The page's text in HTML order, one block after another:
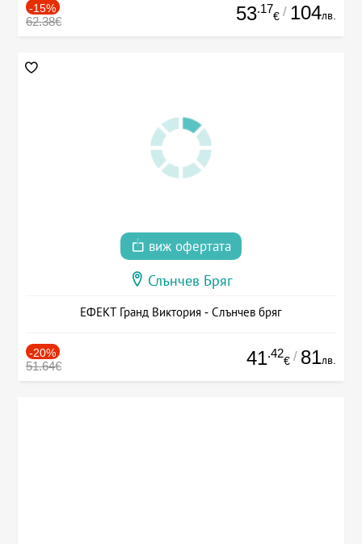
-15%
62.38€ 53.17
€ / 104лв.
виж офертата
Слънчев Бряг
ЕФЕКТ Гранд Виктория - Слънчев бряг
-20%
51.64€ 41.42
€ / 81лв.